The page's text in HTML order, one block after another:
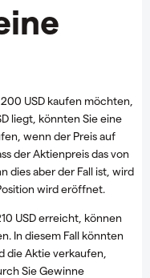
USD kaufen möchten,
liegt, könnten Sie eine
wenn der Preis auf
der Aktienpreis das von
dies aber der Fall ist, wird
wird eröffnet.
USD erreicht, können
In diesem Fall könnten
die Aktie verkaufen,
Sie Gewinne